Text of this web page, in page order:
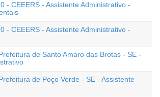
- CEEERS - Assistente Administrativo -
- CEEERS - Assistente Administrativo -
de Santo Amaro das Brotas - SE -
de Poço Verde - SE - Assistente